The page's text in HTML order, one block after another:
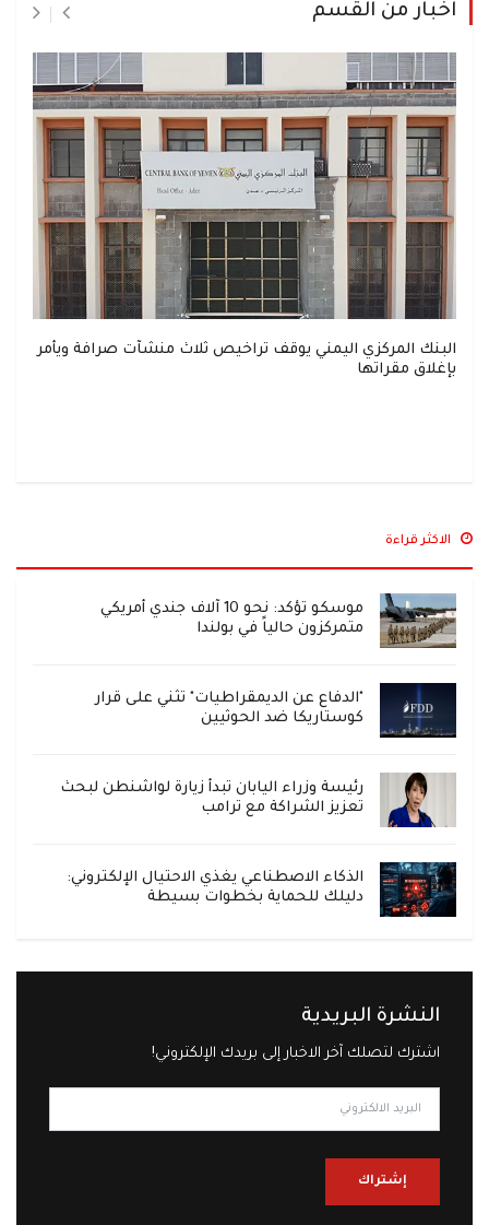
اخبار من القسم
البنك المركزي اليمني يوقف تراخيص ثلاث منشآت صرافة ويأمر
بإغلاق مقراتها
الاكثر قراءة
موسكو تؤكد: نحو 10 آلاف جندي أمريكي
متمركزون حالياً في بولندا
"الدفاع عن الديمقراطيات" تثني على قرار
كوستاريكا ضد الحوثيين
رئيسة وزراء اليابان تبدأ زيارة لواشنطن لبحث
تعزيز الشراكة مع ترامب
الذكاء الاصطناعي يغذي الاحتيال الإلكتروني:
دليلك للحماية بخطوات بسيطة
النشرة البريدية
اشترك لتصلك آخر الاخبار إلى بريدك الإلكتروني!
إشتراك